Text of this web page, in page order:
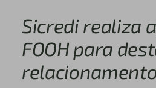
Sicredi realiza
FOOH para